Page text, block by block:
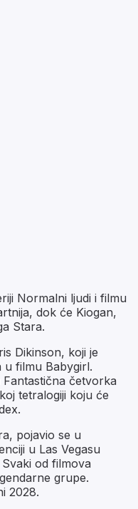
Normalni ljudi i filmu
dok će Kiogan,
Stara.
Dikinson, koji je
u filmu Babygirl.
četvorka
tetralogiji koju će
pojavio se u
u Las Vegasu
od filmova
grupe.
2028.